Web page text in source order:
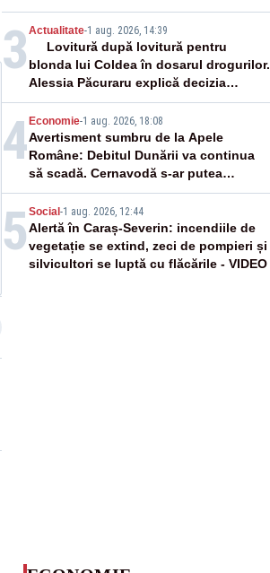
3 Actualitate-1 aug. 2026, 14:39
Lovitură după lovitură pentru
blonda lui Coldea în dosarul drogurilor.
Alessia Păcuraru explică decizia
magistraților
4 Economie-1 aug. 2026, 18:08
Avertisment sumbru de la Apele
Române: Debitul Dunării va continua
să scadă. Cernavodă s-ar putea
închide în 4 zile
5 Social -1 aug. 2026, 12:44
Alertă în Caraș-Severin: incendiile de
vegetație se extind, zeci de pompieri și
silvicultori se luptă cu flăcările - VIDEO